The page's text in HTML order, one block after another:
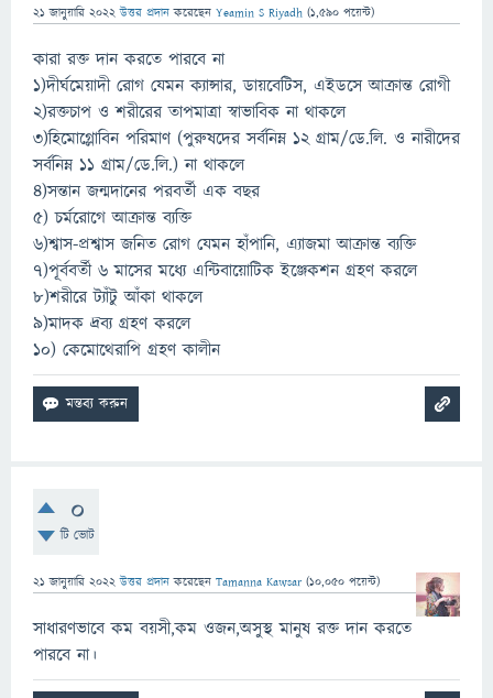
21 জানুয়ারি 2022 উত্তর প্রদান করেছেন Yeamin S Riyadh (1,590 পয়েন্ট)
কারা রক্ত দান করতে পারবে না
১)দীর্ঘমেয়াদী রোগ যেমন ক্যান্সার, ডায়বেটিস, এইডসে আক্রান্ত রোগী
২)রক্তচাপ ও শরীরের তাপমাত্রা স্বাভাবিক না থাকলে
৩)হিমোগ্লোবিন পরিমাণ (পুরুষদের সর্বনিম্ন ১২ গ্রাম/ডে.লি. ও নারীদের
সর্বনিম্ন ১১ গ্রাম/ডে.লি.) না থাকলে
৪)সন্তান জন্মদানের পরবর্তী এক বছর
৫) চর্মরোগে আক্রান্ত ব্যক্তি
৬)শ্বাস-প্রশ্বাস জনিত রোগ যেমন হাঁপানি, এ্যাজমা আক্রান্ত ব্যক্তি
৭)পূর্ববর্তী ৬ মাসের মধ্যে এন্টিবায়োটিক ইঞ্জেকশন গ্রহণ করলে
৮)শরীরে ট্যাঁটু আঁকা থাকলে
৯)মাদক দ্রব্য গ্রহণ করলে
১০) কেমোথেরাপি গ্রহণ কালীন
0
টি ভোট
21 জানুয়ারি 2022 উত্তর প্রদান করেছেন Tamanna Kawsar (10,050 পয়েন্ট)
সাধারণভাবে কম বয়সী,কম ওজন,অসুস্থ মানুষ রক্ত দান করতে
পারবে না।